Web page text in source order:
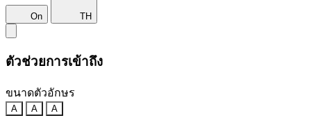
On TH
ตัวช่วยการเข้าถึง
ขนาดตัวอักษร
A A A